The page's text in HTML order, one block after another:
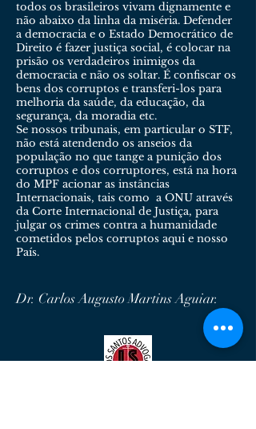
todos os brasileiros vivam dignamente e
não abaixo da linha da miséria. Defender
a democracia e o Estado Democrático de
Direito é fazer justiça social, é colocar na
prisão os verdadeiros inimigos da
democracia e não os soltar. É confiscar os
bens dos corruptos e transferi-los para
melhoria da saúde, da educação, da
segurança, da moradia etc.
Se nossos tribunais, em particular o STF,
não está atendendo os anseios da
população no que tange a punição dos
corruptos e dos corruptores, está na hora
do MPF acionar as instâncias
Internacionais, tais como a ONU através
da Corte Internacional de Justiça, para
julgar os crimes contra a humanidade
cometidos pelos corruptos aqui e nosso
País.
Dr. Carlos Augusto Martins Aguiar.